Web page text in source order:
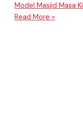
Model Masjid Masa
Read More »